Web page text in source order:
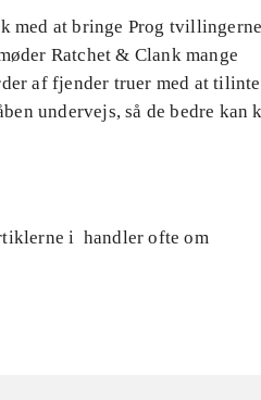
med at bringe Prog tvillingerne
Ratchet & Clank mange
af fjender truer med at
undervejs, så de bedre kan
i handler ofte om